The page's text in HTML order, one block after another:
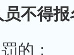
员不得
的；